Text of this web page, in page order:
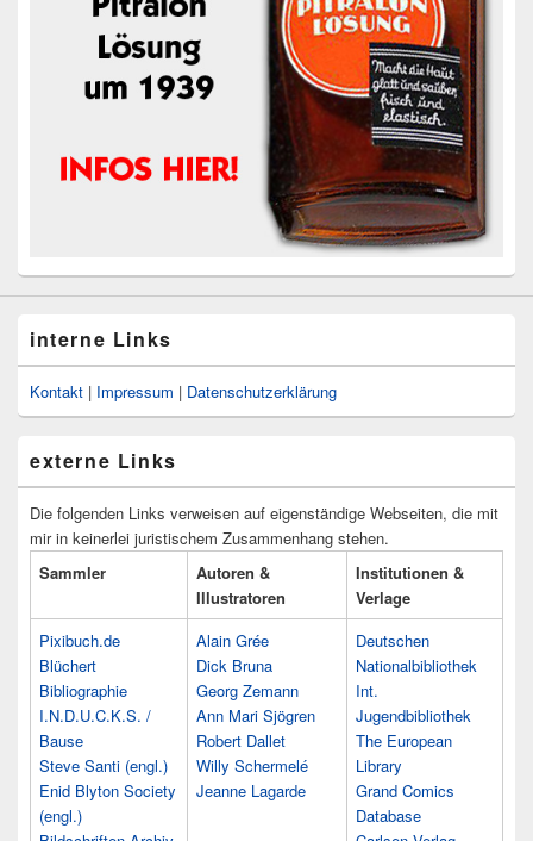
interne Links
Kontakt | Impressum | Datenschutzerklärung
externe Links
Die folgenden Links verweisen auf eigenständige Webseiten, die mit
mir in keinerlei juristischem Zusammenhang stehen.
Sammler
Autoren &
Illustratoren
Institutionen &
Verlage
Pixibuch.de
Blüchert
Bibliographie
I.N.D.U.C.K.S. /
Bause
Steve Santi (engl.)
Enid Blyton Society
(engl.)
Alain Grée
Dick Bruna
Georg Zemann
Ann Mari Sjögren
Robert Dallet
Willy Schermelé
Jeanne Lagarde
Deutschen
Nationalbibliothek
Int.
Jugendbibliothek
The European
Library
Grand Comics
Database